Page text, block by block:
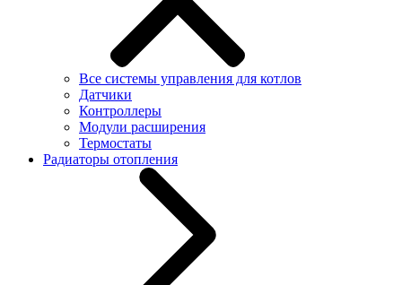
Все системы управления для котлов
Датчики
Контроллеры
Модули расширения
Термостаты
Радиаторы отопления